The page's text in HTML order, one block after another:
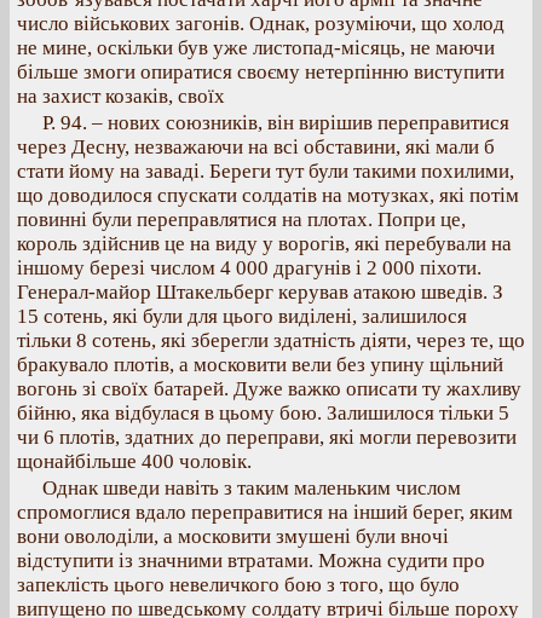
число військових загонів. Однак, розуміючи, що холод
не мине, оскільки був уже листопад-місяць, не маючи
більше змоги опиратися своєму нетерпінню виступити
на захист козаків, своїх
Р. 94. – нових союзників, він вирішив переправитися
через Десну, незважаючи на всі обставини, які мали б
стати йому на заваді. Береги тут були такими похилими,
що доводилося спускати солдатів на мотузках, які потім
повинні були переправлятися на плотах. Попри це,
король здійснив це на виду у ворогів, які перебували на
іншому березі числом 4 000 драгунів і 2 000 піхоти.
Генерал-майор Штакельберг керував атакою шведів. З
15 сотень, які були для цього виділені, залишилося
тільки 8 сотень, які зберегли здатність діяти, через те, що
бракувало плотів, а московити вели без упину щільний
вогонь зі своїх батарей. Дуже важко описати ту жахливу
бійню, яка відбулася в цьому бою. Залишилося тільки 5
чи 6 плотів, здатних до переправи, які могли перевозити
щонайбільше 400 чоловік.
Однак шведи навіть з таким маленьким числом
спромоглися вдало переправитися на інший берег, яким
вони оволоділи, а московити змушені були вночі
відступити із значними втратами. Можна судити про
запеклість цього невеличкого бою з того, що було
випущено по шведському солдату втричі більше пороху